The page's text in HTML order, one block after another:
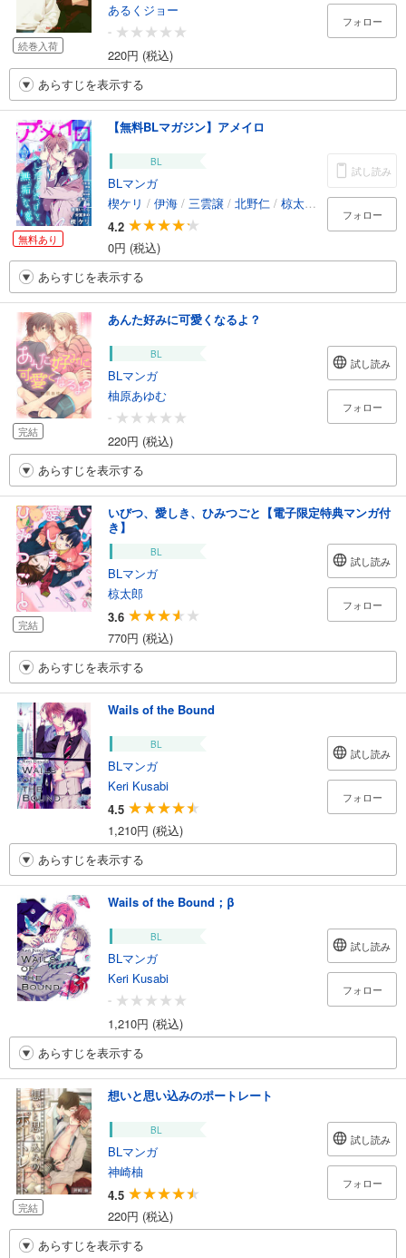
続巻入荷
あるくジョー
-
220円 (税込)
フォロー
あらすじを表示する
無料あり
【無料BLマガジン】アメイロ
BL
BLマンガ
楔ケリ / 伊海 / 三雲譲 / 北野仁 / 椋太郎 安堂まめ/
4.2
0円 (税込)
試し読み
フォロー
あらすじを表示する
完結
あんた好みに可愛くなるよ？
BL
BLマンガ
柚原あゆむ
-
220円 (税込)
試し読み
フォロー
あらすじを表示する
完結
いびつ、愛しき、ひみつごと【電子限定特典マンガ付
き】
BL
BLマンガ
椋太郎
3.6
770円 (税込)
試し読み
フォロー
あらすじを表示する
Wails of the Bound
BL
BLマンガ
Keri Kusabi
4.5
1,210円 (税込)
試し読み
フォロー
あらすじを表示する
Wails of the Bound；β
BL
BLマンガ
Keri Kusabi
-
1,210円 (税込)
試し読み
フォロー
あらすじを表示する
完結
想いと思い込みのポートレート
BL
BLマンガ
神崎柚
4.5
220円 (税込)
試し読み
フォロー
あらすじを表示する